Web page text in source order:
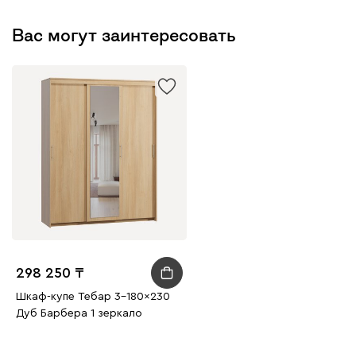
Вас могут заинтересовать
298 250
Шкаф-купе Тебар 3-180x230
Дуб Барбера 1 зеркало